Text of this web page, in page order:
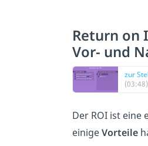
Return
Vor- und
zur
(03:48)
Der ROI ist eine
einigeVorteile